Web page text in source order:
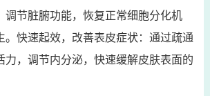
调节脏腑功能，恢复正常细胞分化机
。快速起效，改善表皮症状：通过疏通
力，调节内分泌，快速缓解皮肤表面的